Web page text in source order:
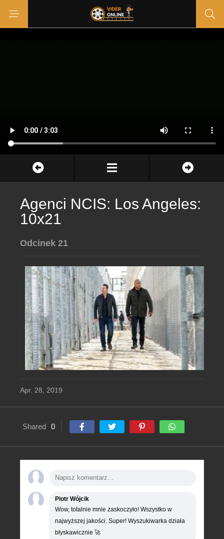
Agenci NCIS: Los Angeles:
10x21
Odcinek 21
Apr. 28, 2019
Shared 0
Piotr Wójcik
Wow, totalnie mnie zaskoczyło! Wszystko w
najwyższej jakości. Super! Wyszukiwarka działa
błyskawicznie 🚀